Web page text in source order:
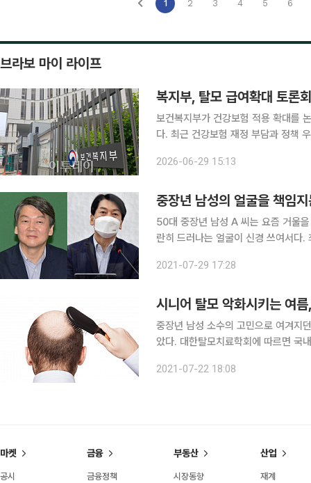
1 2 3 4 5 6
브라보 마이 라이프
복지부, 탈모 급여확대 토론
보건복지부가 건강보험 적용 확대를
다. 최근 건강보험 재정 부담과 정책
다양한 의견이 제시되고, 탈모 급여확
2026-06-29 15:13
중장년 남성의 얼굴을 책임지
50대 중장년 남성 A 씨는 요즘 거울
란히 드러나는 얼굴이 신경 쓰여서다
신경 쓰인다. 남성은 꾸미지 않는
2021-07-29 17:28
시니어 탈모 악화시키는 여
중장년 남성 소수의 고민으로 여겨지
았다. 대한탈모치료학회에 따르면
받는 계절은 한여름이다. 강한 자외선
2021-07-22 18:08
마켓
공시
금융
금융정책
부동산
시장동향
산업
재계